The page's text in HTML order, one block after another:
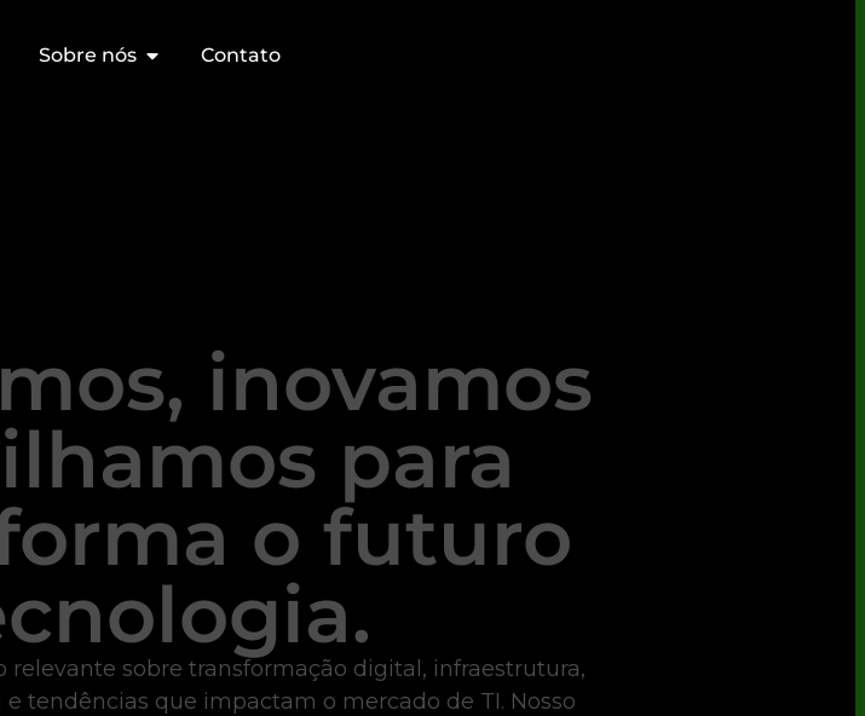
Sobre nós Contato
inovamos
para
o futuro
relevante sobre transformação digital, infraestrutura,
tendências que impactam o mercado de TI. Nosso